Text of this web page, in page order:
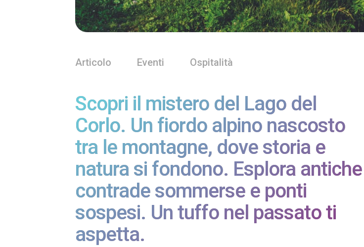
Articolo Eventi Ospitalità
Scopri il mistero del Lago del
Corlo. Un fiordo alpino nascosto
tra le montagne, dove storia e
natura si fondono. Esplora antiche
contrade sommerse e ponti
sospesi. Un tuffo nel passato ti
aspetta.